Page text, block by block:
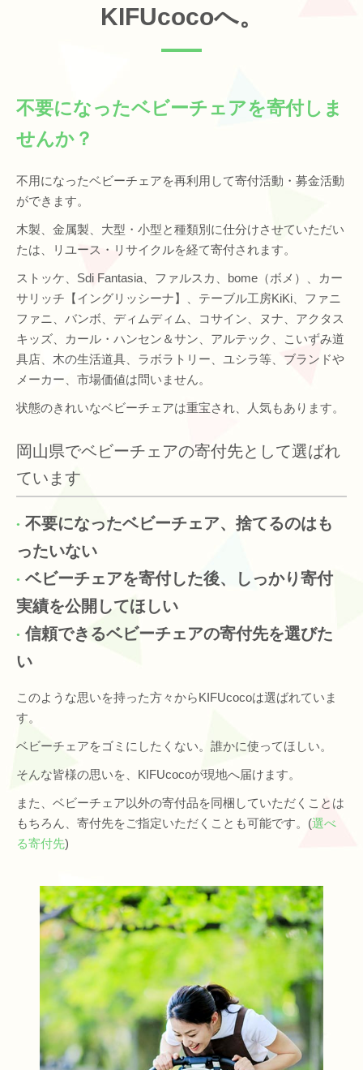
KIFUcocoへ。
不要になったベビーチェアを寄付しま
せんか？
不用になったベビーチェアを再利用して寄付活動・募金活動
ができます。
木製、金属製、大型・小型と種類別に仕分けさせていただい
たは、リユース・リサイクルを経て寄付されます。
ストッケ、Sdi Fantasia、ファルスカ、bome（ボメ）、カー
サリッチ【イングリッシーナ】、テーブル工房KiKi、ファニ
ファニ、バンボ、ディムディム、コサイン、ヌナ、アクタス
キッズ、カール・ハンセン＆サン、アルテック、こいずみ道
具店、木の生活道具、ラボラトリー、ユシラ等、ブランドや
メーカー、市場価値は問いません。
状態のきれいなベビーチェアは重宝され、人気もあります。
岡山県でベビーチェアの寄付先として選ばれ
ています
不要になったベビーチェア、捨てるのはも
ったいない
ベビーチェアを寄付した後、しっかり寄付
実績を公開してほしい
信頼できるベビーチェアの寄付先を選びた
い
このような思いを持った方々からKIFUcocoは選ばれていま
す。
ベビーチェアをゴミにしたくない。誰かに使ってほしい。
そんな皆様の思いを、KIFUcocoが現地へ届けます。
また、ベビーチェア以外の寄付品を同梱していただくことは
もちろん、寄付先をご指定いただくことも可能です。(選べ
る寄付先)